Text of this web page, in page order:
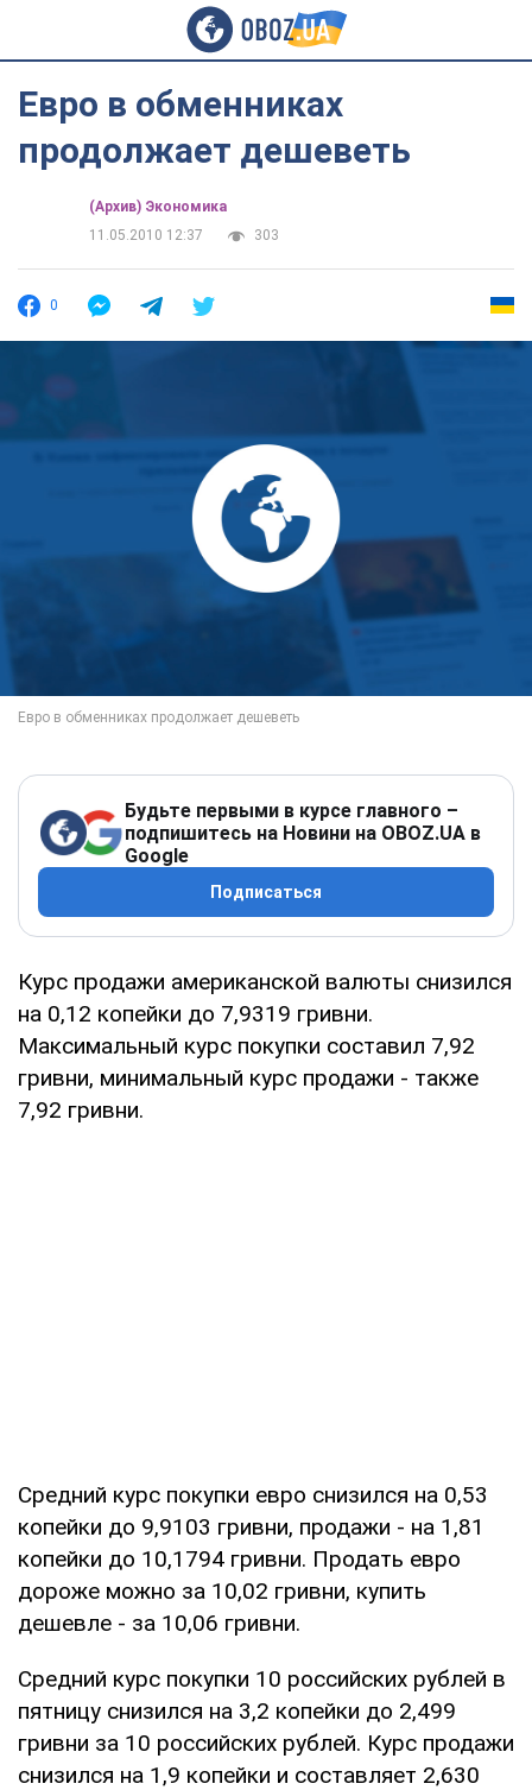
Евро в обменниках
продолжает дешеветь
(Архив) Экономика
11.05.2010 12:37
303
0
Будьте первыми в курсе главного –
подпишитесь на Новини на OBOZ.UA в
Google
Подписаться
Курс продажи американской валюты снизился
на 0,12 копейки до 7,9319 гривни.
Максимальный курс покупки составил 7,92
гривни, минимальный курс продажи - также
7,92 гривни.
Средний курс покупки евро снизился на 0,53
копейки до 9,9103 гривни, продажи - на 1,81
копейки до 10,1794 гривни. Продать евро
дороже можно за 10,02 гривни, купить
дешевле - за 10,06 гривни.
Средний курс покупки 10 российских рублей в
пятницу снизился на 3,2 копейки до 2,499
гривни за 10 российских рублей. Курс продажи
снизился на 1,9 копейки и составляет 2,630